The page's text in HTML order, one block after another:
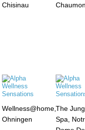
Chisinau
Wellness@home,
Ohningen
The
Spa,